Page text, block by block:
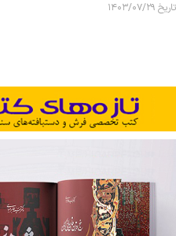
تاریخ ۱۴۰۳/۰۷/۲۹